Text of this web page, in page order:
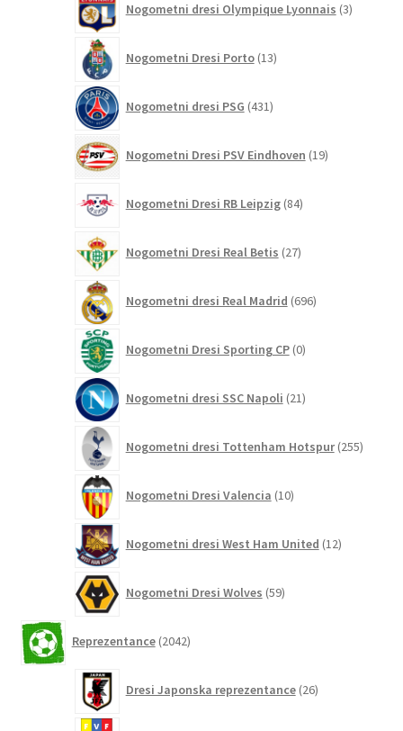
Nogometni dresi Olympique Lyonnais 3izdelki
Nogometni Dresi Porto 13izdelkov
Nogometni dresi PSG 431izdelkov
Nogometni Dresi PSV Eindhoven 19izdelkov
Nogometni Dresi RB Leipzig 84izdelkov
Nogometni Dresi Real Betis 27izdelkov
Nogometni dresi Real Madrid 696izdelkov
Nogometni Dresi Sporting CP 0izdelkov
Nogometni dresi SSC Napoli 21izdelkov
Nogometni dresi Tottenham Hotspur 255
Nogometni Dresi Valencia 10izdelkov
Nogometni dresi West Ham United 12izdelkov
Nogometni Dresi Wolves 59izdelkov
Reprezentance 2042izdelkov
Dresi Japonska reprezentance 26izdelkov